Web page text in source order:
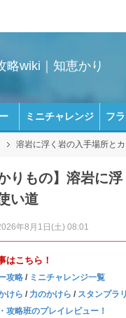
略wiki｜知恵かり
ミニチャレンジ フ
溶岩に浮く岩の入手場所と
りもの】溶岩に
い道
年8月1日(土) 08:01
はこちら！
攻略 / ミニチャレンジ一覧
けら / 力のかけら / スタンプラ
攻略班のプレイレビュー！